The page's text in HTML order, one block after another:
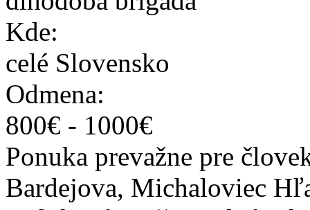
Kde:
celé Slovensko
Odmena:
800€ - 1000€
Ponuka prevažne pre
Bardejova, Michaloviec